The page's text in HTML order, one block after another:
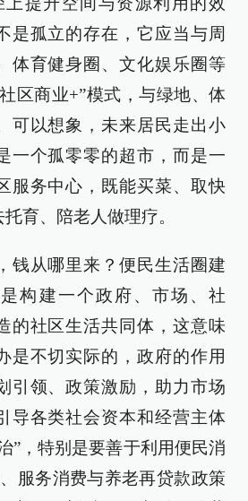
是孤立的存在，它应当与周
体育健身圈、文化娱乐圈等
区商业+”模式，与绿地、体
可以想象，未来居民走出小
一个孤零零的超市，而是一
服务中心，既能买菜、取快
育、陪老人做理疗。
钱从哪里来？便民生活圈建
构建一个政府、市场、社
的社区生活共同体，这意味
是不切实际的，政府的作用
引领、政策激励，助力市场
导各类社会资本和经营主体
”，特别是要善于利用便民消
服务消费与养老再贷款政策